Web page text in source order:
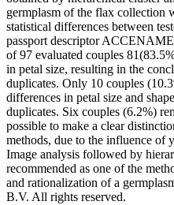
germplasm of the flax collection
statistical differences between
passport descriptor
of 97 evaluated couples
in petal size, resulting in the
duplicates. Only 10 couples
differences in petal size and
duplicates. Six couples (6.2%)
possible to make a clear
methods, due to the influence of
Image analysis followed by
recommended as one of the
and rationalization of a
B.V. All rights reserved.